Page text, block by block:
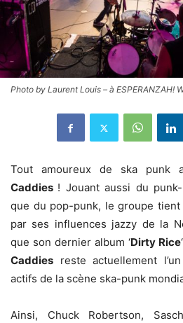
Photo by Laurent Louis – à ESPERANZAH!
Tout amoureux de ska punk
Caddies ! Jouant aussi du
que du pop-punk, le groupe
par ses influences jazzy de la
que son dernier album ‘Dirty Rice
Caddies reste actuellement
actifs de la scène ska-punk
Ainsi, Chuck Robertson,